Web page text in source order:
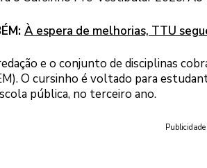
À espera de melhorias, TTU
e o conjunto de disciplinas
O cursinho é voltado para
pública, no terceiro ano.
Publicidade